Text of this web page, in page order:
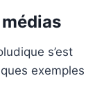
médias
s’est
exemples